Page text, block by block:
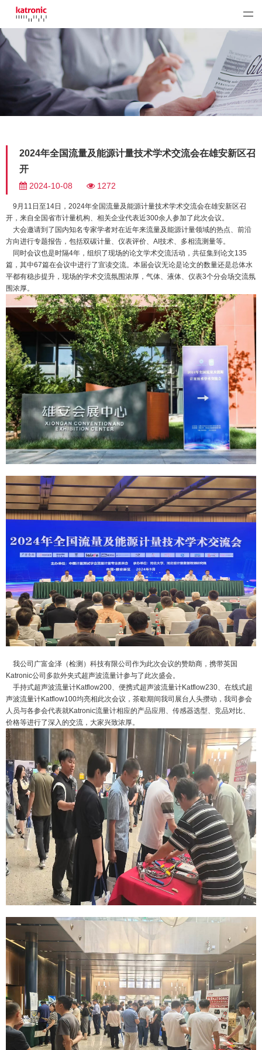
2024年全国流量及能源计量技术学术交流会在雄安新区召
开
2024-10-08 1272
9月11日至14日，2024年全国流量及能源计量技术学术交流会在雄安新区召
开，来自全国省市计量机构、相关企业代表近300余人参加了此次会议。
大会邀请到了国内知名专家学者对在近年来流量及能源计量领域的热点、前沿
方向进行专题报告，包括双碳计量、仪表评价、AI技术、多相流测量等。
同时会议也是时隔4年，组织了现场的论文学术交流活动，共征集到论文135
篇，其中67篇在会议中进行了宣读交流。本届会议无论是论文的数量还是总体水
平都有稳步提升，现场的学术交流氛围浓厚，气体、液体、仪表3个分会场交流氛
围浓厚。
我公司广富金泽（检测）科技有限公司作为此次会议的赞助商，携带英国
Katronic公司多款外夹式超声波流量计参与了此次盛会。
手持式超声波流量计Katflow200、便携式超声波流量计Katflow230、在线式超
声波流量计Katflow100均亮相此次会议，茶歇期间我司展台人头攒动，我司参会
人员与各参会代表就Katronic流量计相应的产品应用、传感器选型、竞品对比、
价格等进行了深入的交流， 大家兴致浓厚。